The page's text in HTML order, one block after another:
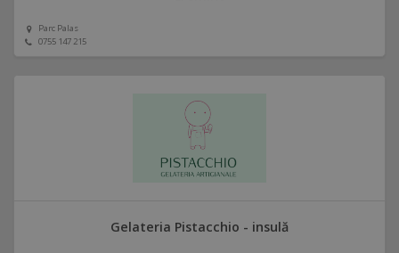
Parc Palas
0755 147 215
Gelateria Pistacchio - insulă